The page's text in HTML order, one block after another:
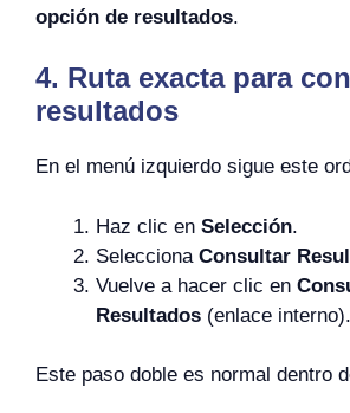
opción de resultados.
4. Ruta exacta para
resultados
En el menú izquierdo sigue este
Haz clic en Selección.
Selecciona Consultar
Vuelve a hacer clic en
Resultados (enlace interno).
Este paso doble es normal dentro